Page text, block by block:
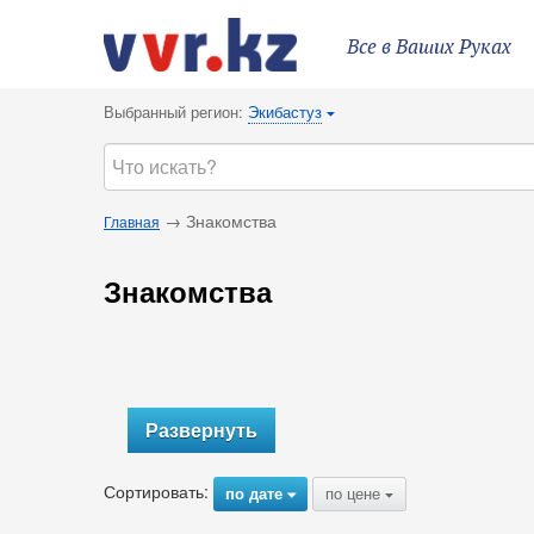
Все в Ваших Руках
Выбранный регион: Экибастуз {
Главная → Знакомства
Знакомства
Развернуть
Сортировать: по дате{ по цене {